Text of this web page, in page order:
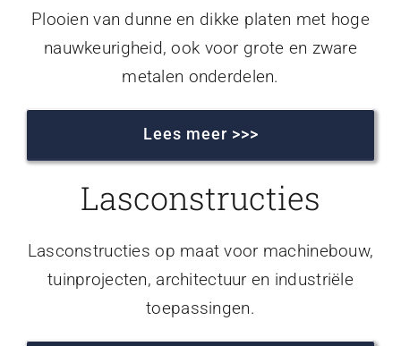
Plooien van dunne en dikke platen met hoge
nauwkeurigheid, ook voor grote en zware
metalen onderdelen.
Lees meer >>>
Lasconstructies
Lasconstructies op maat voor machinebouw,
tuinprojecten, architectuur en industriële
toepassingen.